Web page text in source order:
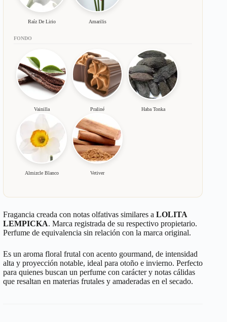
Raíz De Lirio Amarilis
FONDO
Vainilla Praliné Haba Tonka
Almizcle Blanco Vetiver
Fragancia creada con notas olfativas similares a LOLITA
LEMPICKA. Marca registrada de su respectivo propietario.
Perfume de equivalencia sin relación con la marca original.
Es un aroma floral frutal con acento gourmand, de intensidad
alta y proyección notable, ideal para otoño e invierno. Perfecto
para quienes buscan un perfume con carácter y notas cálidas
que resaltan en materias frutales y amaderadas en el secado.